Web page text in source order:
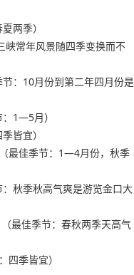
两季）
峡常年风景随四季变换而不
：10月份到第二年四月份是
1―5月）
皆宜）
最佳季节：1―4月份，秋季
秋季秋高气爽是游览金口大
最佳季节：春秋两季天高气
四季皆宜）